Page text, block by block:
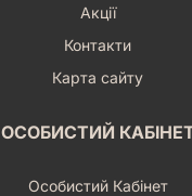
Акції
Контакти
Карта сайту
ОСОБИСТИЙ
Особистий Кабінет